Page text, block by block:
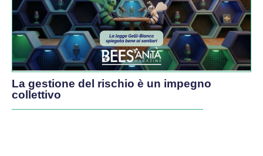
La gestione del rischio è un impegno
collettivo